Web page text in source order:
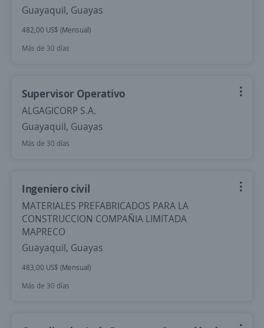
Guayaquil, Guayas
482,00 US$ (Mensual)
Más de 30 días
Supervisor Operativo
ALGAGICORP S.A.
Guayaquil, Guayas
Más de 30 días
Ingeniero civil
MATERIALES PREFABRICADOS PARA LA
CONSTRUCCION COMPAÑIA LIMITADA
MAPRECO
Guayaquil, Guayas
483,00 US$ (Mensual)
Más de 30 días